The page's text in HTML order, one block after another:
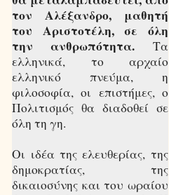
τον Αλέξανδρο, μαθητή
του Αριστοτέλη, σε όλη
την ανθρωπότητα.Τα
ελληνικά, το αρχαίο
ελληνικό πνεύμα, η
φιλοσοφία, οι επιστήμες, ο
Πολιτισμός θα διαδοθεί σε
όλη τη γη.
Οι ιδέα της ελευθερίας, της
δημοκρατίας, της
δικαιοσύνης και του ωραίου